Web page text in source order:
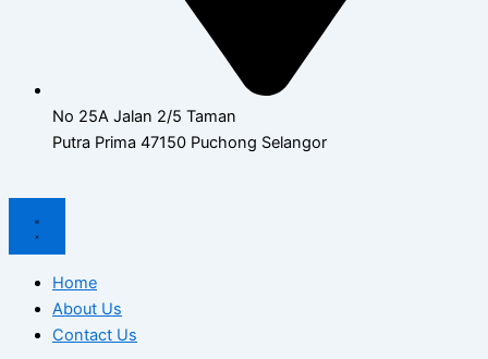
No 25A Jalan 2/5 Taman
Putra Prima 47150 Puchong Selangor
Home
About Us
Contact Us